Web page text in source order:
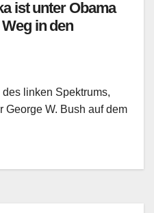
ist unter Obama
in den
linken Spektrums,
George W. Bush auf dem